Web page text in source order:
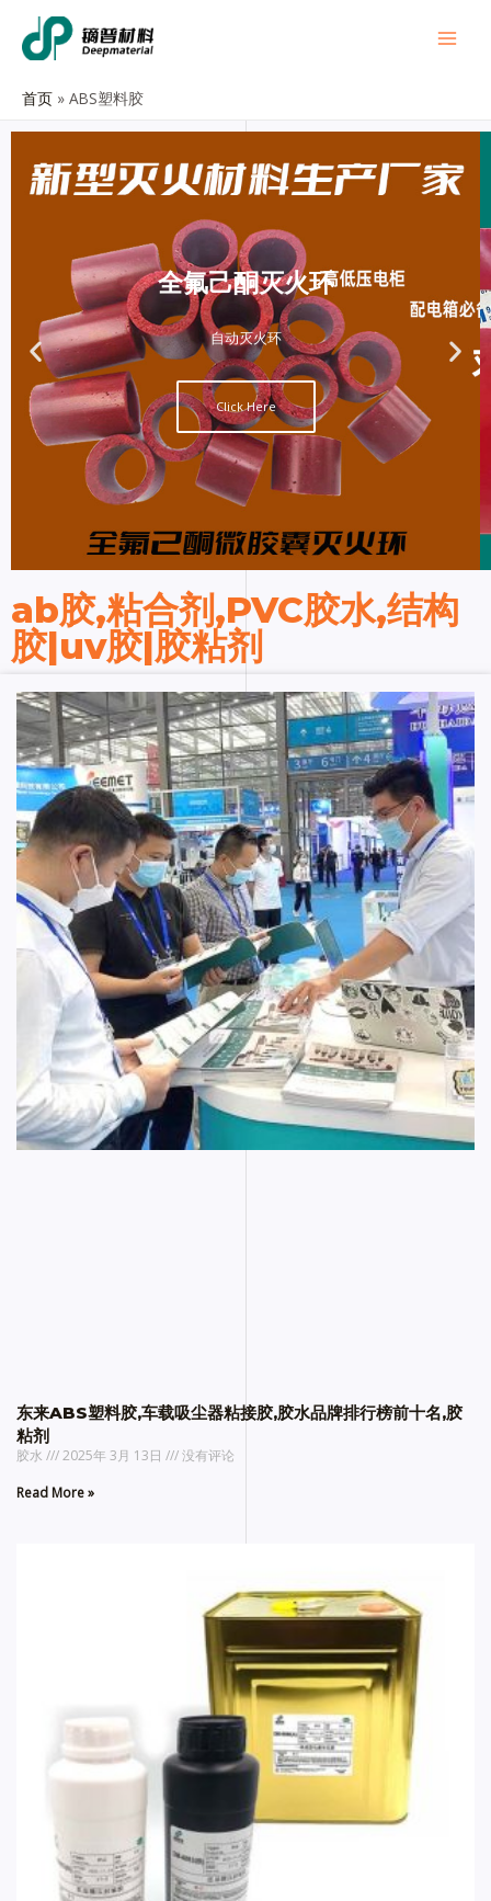
首页 ABS塑料胶
全氟己酮灭火环
自动灭火环
Click Here
ab胶,粘合剂,PVC胶水,结构
胶|uv胶|胶粘剂
东来ABS塑料胶,车载吸尘器粘接胶,胶水品牌排行榜前十名,胶
粘剂
胶水 2025年 3月 13日
没有评论
Read More »